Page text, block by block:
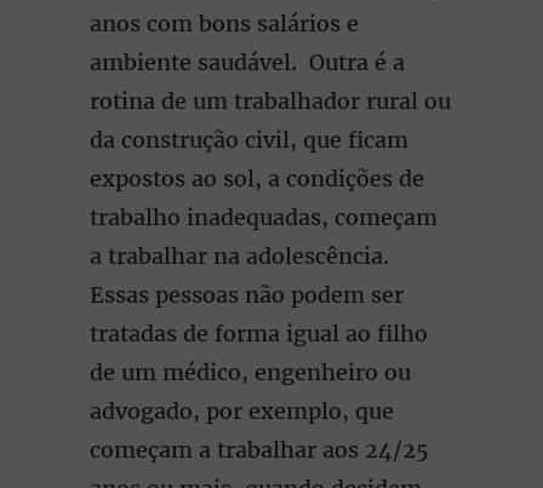
anos com bons salários e
ambiente saudável. Outra é a
rotina de um trabalhador rural ou
da construção civil, que ficam
expostos ao sol, a condições de
trabalho inadequadas, começam
a trabalhar na adolescência.
Essas pessoas não podem ser
tratadas de forma igual ao filho
de um médico, engenheiro ou
advogado, por exemplo, que
começam a trabalhar aos 24/25